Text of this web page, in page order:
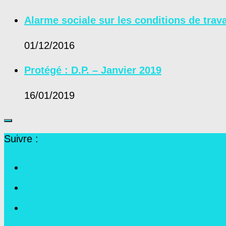
Alarme sociale sur les conditions de
01/12/2016
Protégé : D.P. – Janvier 2019
16/01/2019
Suivre :